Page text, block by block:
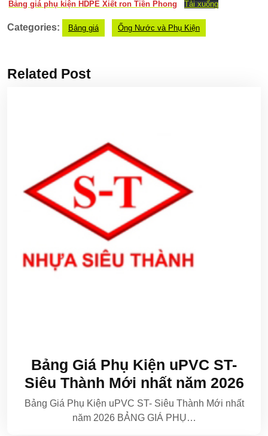
Bảng giá phụ kiện HDPE Xiết ron Tiền Phong Tải xuống
Categories: Bảng giá Ống Nước và Phụ Kiện
Related Post
Bảng Giá Phụ Kiện uPVC ST-
Siêu Thành Mới nhất năm 2026
Bảng Giá Phụ Kiện uPVC ST- Siêu Thành Mới nhất
năm 2026 BẢNG GIÁ PHỤ…